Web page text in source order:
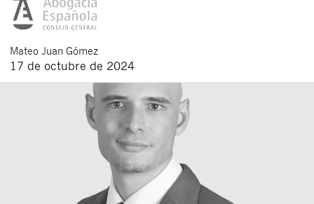
Mateo Juan Gómez
17 de octubre de 2024